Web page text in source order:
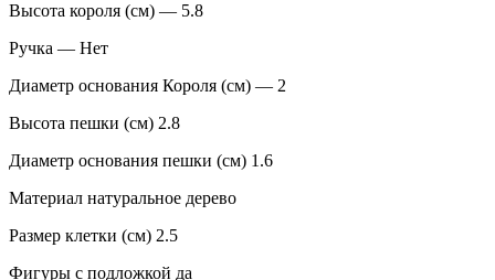
Высота короля (см) — 5.8
Ручка — Нет
Диаметр основания Короля (см) — 2
Высота пешки (см) 2.8
Диаметр основания пешки (см) 1.6
Материал натуральное дерево
Размер клетки (см) 2.5
Фигуры с подложкой да